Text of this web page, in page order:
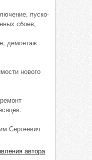
пуско-
сбоев,
демонтаж
нового
Сергеевич
автора